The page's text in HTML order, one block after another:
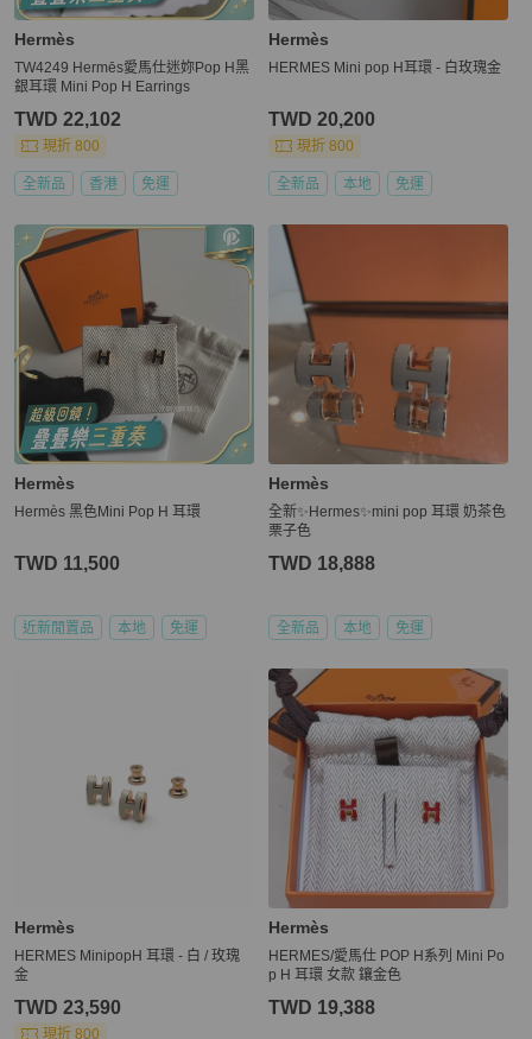
Hermès
TW4249 Hermēs愛馬仕迷妳Pop H黑
銀耳環 Mini Pop H Earrings
TWD 22,102
現折 800
全新品 香港 免運
Hermès
HERMES Mini pop H耳環 - 白玫瑰金
TWD 20,200
現折 800
全新品 本地 免運
Hermès
Hermès 黑色Mini Pop H 耳環
TWD 11,500
近新閒置品 本地 免運
Hermès
全新✨Hermes✨mini pop 耳環 奶茶色
栗子色
TWD 18,888
全新品 本地 免運
Hermès
HERMES MinipopH 耳環 - 白 / 玫瑰
金
TWD 23,590
現折 800
Hermès
HERMES/愛馬仕 POP H系列 Mini Po
p H 耳環 女款 鑲金色
TWD 19,388